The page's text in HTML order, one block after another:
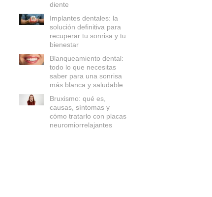
diente
Implantes dentales: la
solución definitiva para
recuperar tu sonrisa y tu
bienestar
Blanqueamiento dental:
todo lo que necesitas
saber para una sonrisa
más blanca y saludable
Bruxismo: qué es,
causas, síntomas y
cómo tratarlo con placas
neuromiorrelajantes